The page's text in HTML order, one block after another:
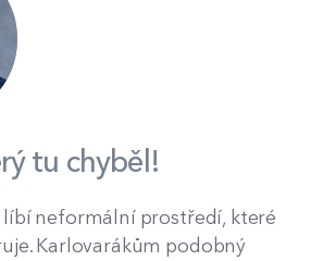
tu chyběl!
líbí neformální prostředí, které
Karlovarákům podobný